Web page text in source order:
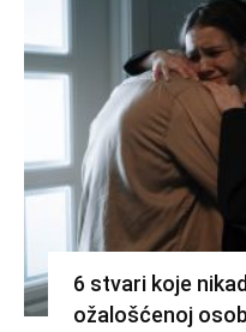
6 stvari koje
ožalošćenoj